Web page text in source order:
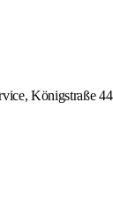
Königstraße